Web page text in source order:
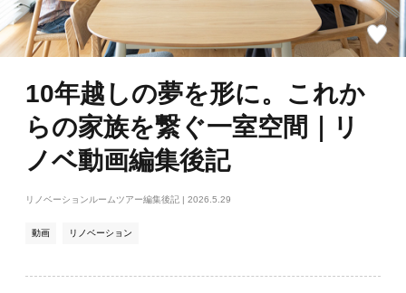
お
気
10年越しの夢を形に。これか
らの家族を繋ぐ一室空間｜リ
ノベ動画編集後記
リノベーションルームツアー編集後記 | 2026.5.29
動画 リノベーション